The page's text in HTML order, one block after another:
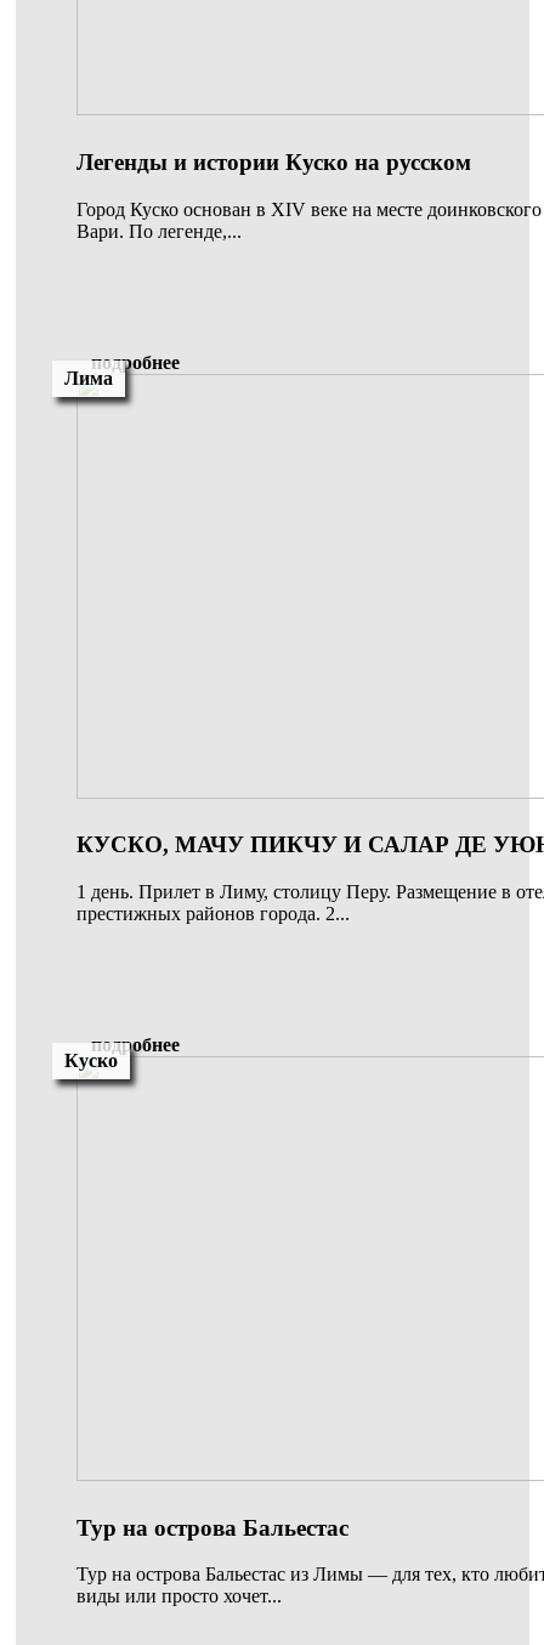
Легенды и истории Куско на русском
Город Куско основан в XIV веке на месте
Вари. По легенде,...
подробнее
Лима
КУСКО, МАЧУ ПИКЧУ И САЛАР ДЕ
1 день. Прилет в Лиму, столицу Перу. Размещение в
престижных районов города. 2...
подробнее
Куско
Тур на острова Бальестас
Тур на острова Бальестас из Лимы — для тех, кто
виды или просто хочет...